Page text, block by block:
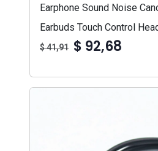
Earphone Sound Noise
Earbuds Touch Control
$ 41,91 $ 92,68